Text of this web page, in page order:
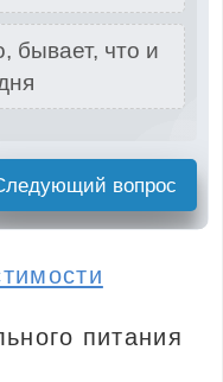
бывает, что и
вопрос
питания